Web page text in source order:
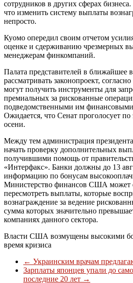
сотрудников в других сферах
что изменить систему выплаты
непросто.
Куомо опередил своим отчетом
оценке и сдерживанию чрезмерных
менеджерам финкомпаний.
Палата представителей в ближайшее
рассматривать законопроект,
могут получить инструменты для
премиальных за рискованные
подведомственными им
Ожидается, что Сенат проголосует по
осени.
Между тем администрация
начать проверку дополнительных
получившими помощь от
«Интерфакс». Банки должны до 13
информацию по бонусам
Министерство финансов США может
пересмотреть выплаты, которые
вознаграждение за ведение
сумма которых значительно
компаниях данного сектора.
Власти США возмущены высокими
время кризиса
← Украинским врачам
Зарплаты японцев упали до
последние 20 лет →